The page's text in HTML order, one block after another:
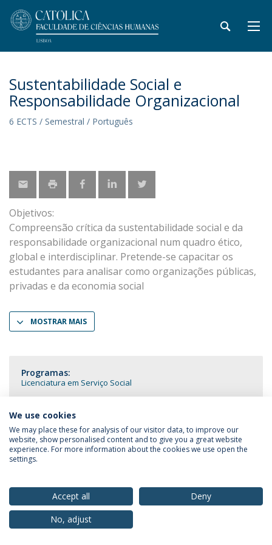
Sustentabilidade Social e
Responsabilidade Organizacional
6 ECTS / Semestral / Português
Objetivos:
Compreensão crítica da sustentabilidade social e da
responsabilidade organizacional num quadro ético,
global e interdisciplinar. Pretende-se capacitar os
estudantes para analisar como organizações públicas,
privadas e da economia social
MOSTRAR MAIS
Programas:
Licenciatura em Serviço Social
Política de Privacidade
Termos & Condições
© 2026 Universidade Católica Portuguesa
We use cookies
We may place these for analysis of our visitor data, to improve our
website, show personalised content and to give you a great website
experience. For more information about the cookies we use open the
settings.
Accept all
Deny
No, adjust